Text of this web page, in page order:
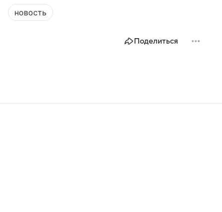
новость
Поделиться